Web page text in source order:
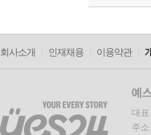
회사소개 인재채용 이용약관
대표
주